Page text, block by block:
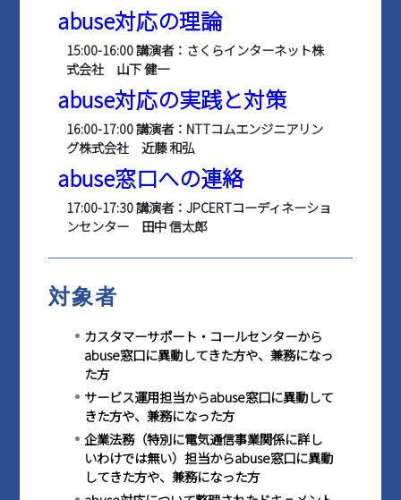
abuse対応の理論
15:00-16:00 講演者：さくらインターネット株
式会社 山下 健一
abuse対応の実践と対策
16:00-17:00 講演者：NTTコムエンジニアリン
グ株式会社 近藤 和弘
abuse窓口への連絡
17:00-17:30 講演者：JPCERTコーディネーショ
ンセンター 田中 信太郎
対象者
カスタマーサポート・コールセンターから
abuse窓口に異動してきた方や、兼務になっ
た方
サービス運用担当からabuse窓口に異動して
きた方や、兼務になった方
企業法務（特別に電気通信事業関係に詳し
いわけでは無い）担当からabuse窓口に異動
してきた方や、兼務になった方